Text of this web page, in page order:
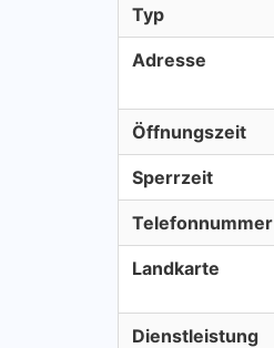
Typ
Adresse
Öffnungszeit
Sperrzeit
Telefonnummer
Landkarte
Dienstleistung